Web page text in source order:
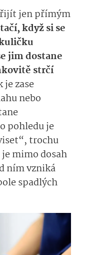
jen přímým
když si se
jim dostane
strčí
je zase
nebo
pohledu je
trochu
mimo dosah
ním vzniká
spadlých